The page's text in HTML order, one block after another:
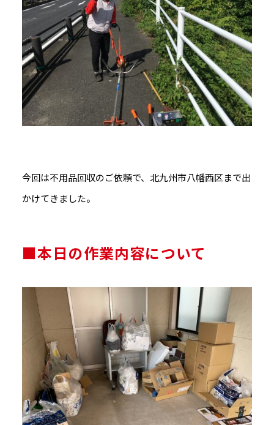
今回は不用品回収のご依頼で、北九州市八幡西区まで出
かけてきました。
■本日の作業内容について